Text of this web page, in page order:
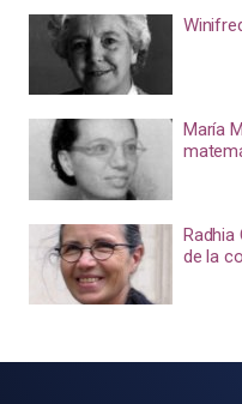
María
Radhia
de la